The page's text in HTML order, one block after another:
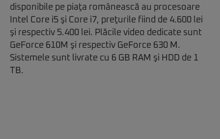
disponibile pe piaţa românească au procesoare
Intel Core i5 şi Core i7, preţurile fiind de 4.600 lei
şi respectiv 5.400 lei. Plăcile video dedicate sunt
GeForce 610M şi respectiv GeForce 630 M.
Sistemele sunt livrate cu 6 GB RAM şi HDD de 1
TB.